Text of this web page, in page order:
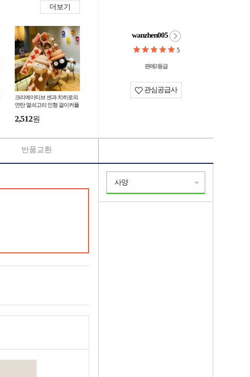
더보기
크리에이티브 센과 치히로의
연탄 열쇠고리 인형 걸이커플
선물
2,512원
wanzhen005
5
판매2등급
관심공급사
반품교환
사양